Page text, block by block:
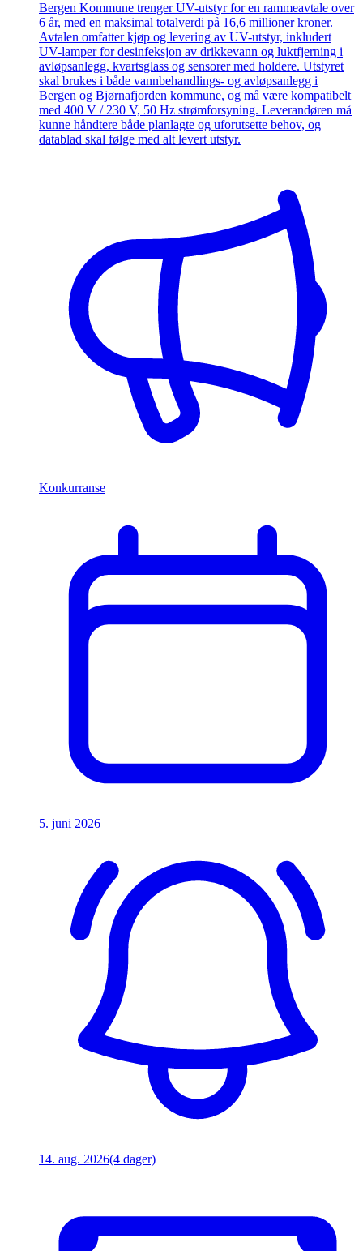
Bergen Kommune trenger UV-utstyr for en rammeavtale over
6 år, med en maksimal totalverdi på 16,6 millioner kroner.
Avtalen omfatter kjøp og levering av UV-utstyr, inkludert
UV-lamper for desinfeksjon av drikkevann og luktfjerning i
avløpsanlegg, kvartsglass og sensorer med holdere. Utstyret
skal brukes i både vannbehandlings- og avløpsanlegg i
Bergen og Bjørnafjorden kommune, og må være kompatibelt
med 400 V / 230 V, 50 Hz strømforsyning. Leverandøren må
kunne håndtere både planlagte og uforutsette behov, og
datablad skal følge med alt levert utstyr.
Konkurranse
5. juni 2026
14. aug. 2026(4 dager)